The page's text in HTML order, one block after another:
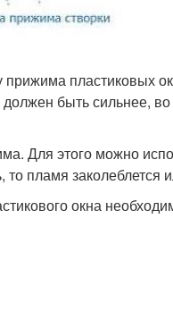
прижима пластиковых
быть сильнее,
Для этого можно
пламя заколеблется
окна